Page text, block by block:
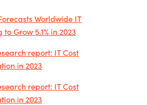
Worldwide IT
Grow 5.1% in 2023
report: IT Cost
in 2023
report: IT Cost
in 2023